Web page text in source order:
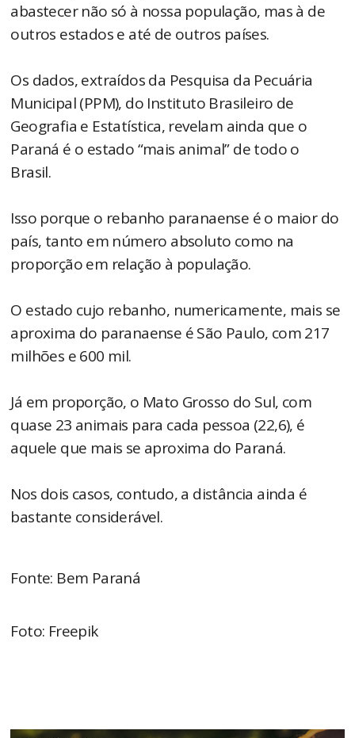
abastecer não só à nossa população, mas à de
outros estados e até de outros países.
Os dados, extraídos da Pesquisa da Pecuária
Municipal (PPM), do Instituto Brasileiro de
Geografia e Estatística, revelam ainda que o
Paraná é o estado “mais animal” de todo o
Brasil.
Isso porque o rebanho paranaense é o maior do
país, tanto em número absoluto como na
proporção em relação à população.
O estado cujo rebanho, numericamente, mais se
aproxima do paranaense é São Paulo, com 217
milhões e 600 mil.
Já em proporção, o Mato Grosso do Sul, com
quase 23 animais para cada pessoa (22,6), é
aquele que mais se aproxima do Paraná.
Nos dois casos, contudo, a distância ainda é
bastante considerável.
Fonte: Bem Paraná
Foto: Freepik